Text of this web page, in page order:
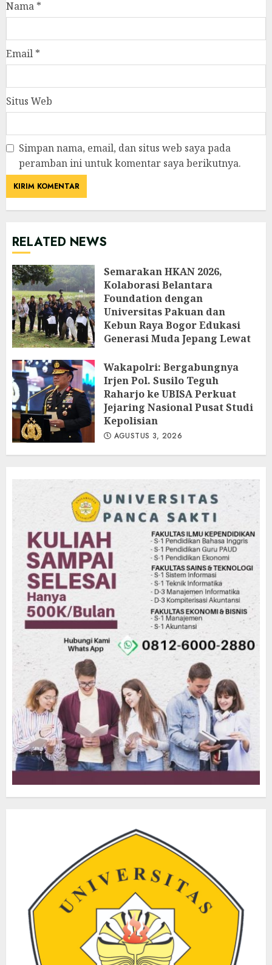
Nama *
Email *
Situs Web
Simpan nama, email, dan situs web saya pada
peramban ini untuk komentar saya berikutnya.
RELATED NEWS
Semarakan HKAN 2026,
Kolaborasi Belantara
Foundation dengan
Universitas Pakuan dan
Kebun Raya Bogor Edukasi
Generasi Muda Jepang Lewat
Kebun Raya Bogor
AGUSTUS 3, 2026
Wakapolri: Bergabungnya
Irjen Pol. Susilo Teguh
Raharjo ke UBISA Perkuat
Jejaring Nasional Pusat Studi
Kepolisian
AGUSTUS 3, 2026